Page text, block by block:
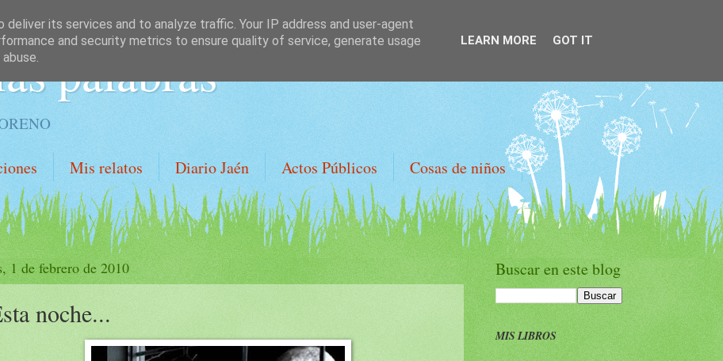
palabras
Mis relatos Diario Jaén Actos Públicos Cosas de niños
1 de febrero de 2010
noche...
Buscar en este blog
MIS LIBROS
its services and to analyze traffic. Your IP address and user-agent
and security metrics to ensure quality of service, generate usage
LEARN MORE GOT IT